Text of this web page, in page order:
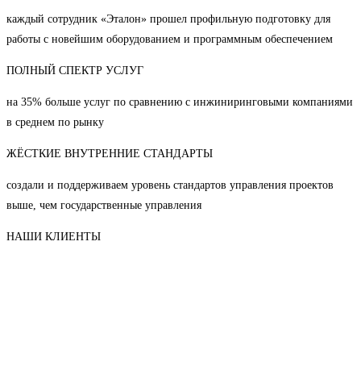
каждый сотрудник «Эталон» прошел профильную подготовку для
работы с новейшим оборудованием и программным обеспечением
ПОЛНЫЙ СПЕКТР УСЛУГ
на 35% больше услуг по сравнению с инжиниринговыми компаниями
в среднем по рынку
ЖЁСТКИЕ ВНУТРЕННИЕ СТАНДАРТЫ
создали и поддерживаем уровень стандартов управления проектов
выше, чем государственные управления
НАШИ КЛИЕНТЫ